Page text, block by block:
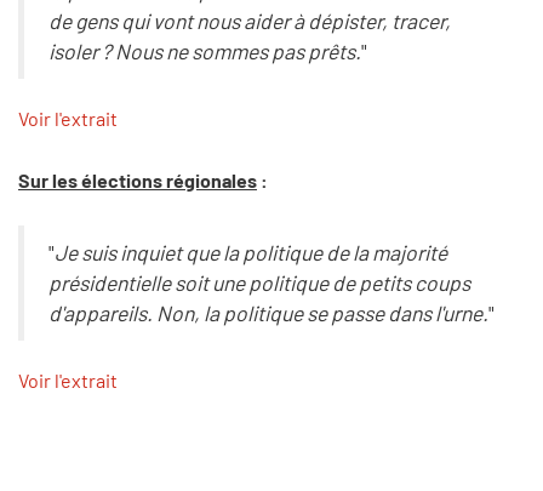
de gens qui vont nous aider à dépister, tracer,
isoler ? Nous ne sommes pas prêts."
Voir l'extrait
Sur les élections régionales :
"Je suis inquiet que la politique de la majorité
présidentielle soit une politique de petits coups
d'appareils. Non, la politique se passe dans l'urne."
Voir l'extrait